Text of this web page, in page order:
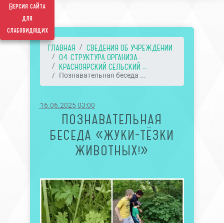
Версия сайта
для
слабовидящих
ГЛАВНАЯ
СВЕДЕНИЯ ОБ УЧРЕЖДЕНИИ
04. СТРУКТУРА ОРГАНИЗА...
КРАСНОЯРСКИЙ СЕЛЬСКИЙ ...
Познавательная беседа ...
16.06.2025 03:00
ПОЗНАВАТЕЛЬНАЯ
БЕСЕДА «ЖУКИ-ТЁЗКИ
ЖИВОТНЫХ!»